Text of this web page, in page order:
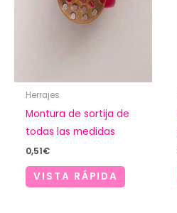
Herrajes
Montura de sortija de
todas las medidas
0,51€
VISTA RÁPIDA